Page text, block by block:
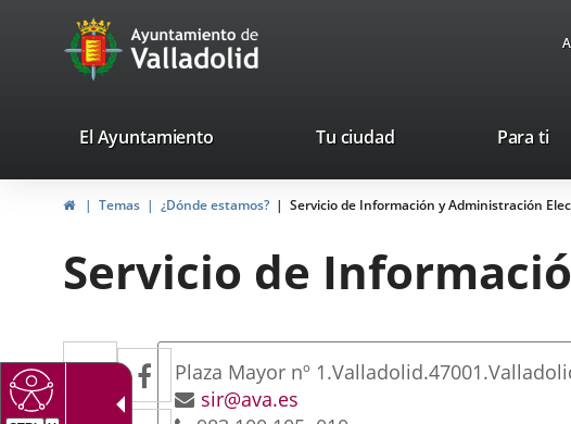
Portal
Web
Ayuntamiento
de
valladolid.es
El Ayuntamiento Tu ciudad Para ti
HomeTemas ¿Dónde estamos? Servicio de Información y Administración
Servicio de
Twitter
EnlaceFacebook
Enlace
a
Dirección
Postal
address
Plaza Mayor nº 1.Valladolid.47001.
Email
sir@ava.es